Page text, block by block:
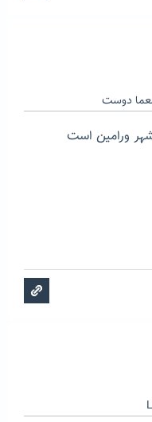
دوست
ورامین است